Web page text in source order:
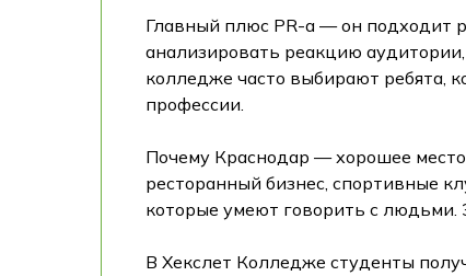
Главный плюс PR-а — он подходит
анализировать реакцию
колледже часто выбирают ребята,
профессии.
Почему Краснодар — хорошее место
ресторанный бизнес, спортивные
которые умеют говорить с людьми.
В Хекслет Колледже студенты